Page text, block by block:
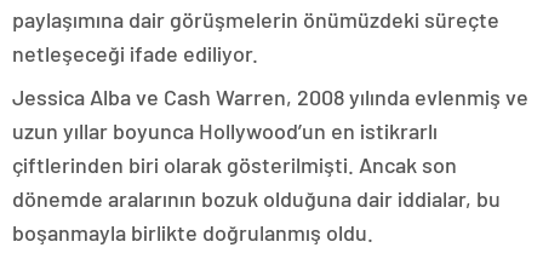
paylaşımına dair görüşmelerin önümüzdeki süreçte
netleşeceği ifade ediliyor.
Jessica Alba ve Cash Warren, 2008 yılında evlenmiş ve
uzun yıllar boyunca Hollywood’un en istikrarlı
çiftlerinden biri olarak gösterilmişti. Ancak son
dönemde aralarının bozuk olduğuna dair iddialar, bu
boşanmayla birlikte doğrulanmış oldu.